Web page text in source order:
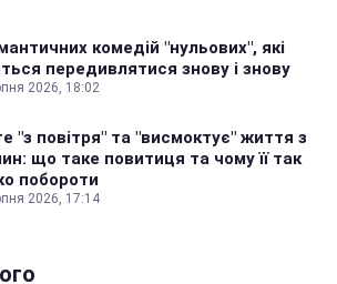
комедій "нульових", які
передивлятися знову і знову
2026, 18:02
"з повітря" та "висмоктує" життя з
що таке повитиця та чому її так
побороти
2026, 17:14